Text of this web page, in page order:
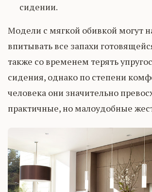
сидении.
Модели с мягкой обивкой могут
впитывать все запахи
также со временем терять
сидения, однако по степени
человека они значительно
практичные, но малоудобные